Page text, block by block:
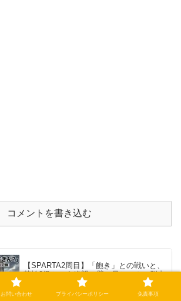
コメントを書き込む
【SPARTA2周目】「飽き」との戦いと、
英検2級という絶望の壁。母ちゃんの脳内
はキャパオーバー寸前！
お問い合わせ プライバシーポリシー 免責事項